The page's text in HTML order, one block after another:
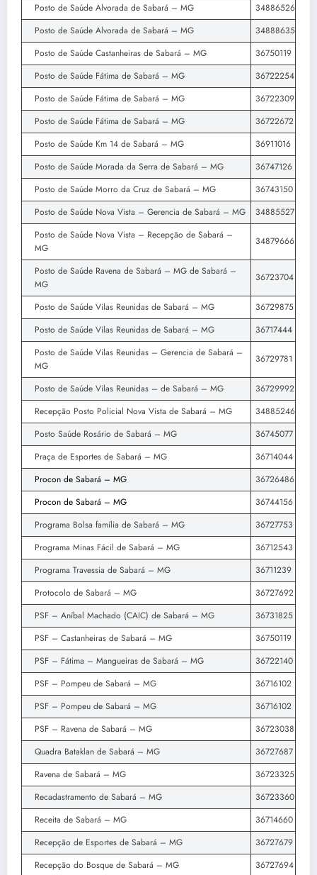
Posto de Saúde Alvorada de Sabará – MG
34886526
Posto de Saúde Alvorada de Sabará – MG
34888635
Posto de Saúde Castanheiras de Sabará – MG
36750119
Posto de Saúde Fátima de Sabará – MG
36722254
Posto de Saúde Fátima de Sabará – MG
36722309
Posto de Saúde Fátima de Sabará – MG
36722672
Posto de Saúde Km 14 de Sabará – MG
36911016
Posto de Saúde Morada da Serra de Sabará – MG
36747126
Posto de Saúde Morro da Cruz de Sabará – MG
36743150
Posto de Saúde Nova Vista – Gerencia de Sabará – MG
34885527
Posto de Saúde Nova Vista – Recepção de Sabará –
MG
34879666
Posto de Saúde Ravena de Sabará – MG de Sabará –
MG
36723704
Posto de Saúde Vilas Reunidas de Sabará – MG
36729875
Posto de Saúde Vilas Reunidas de Sabará – MG
36717444
Posto de Saúde Vilas Reunidas – Gerencia de Sabará –
MG
36729781
Posto de Saúde Vilas Reunidas – de Sabará – MG
36729992
Recepção Posto Policial Nova Vista de Sabará – MG
34885246
Posto Saúde Rosário de Sabará – MG
36745077
Praça de Esportes de Sabará – MG
36714044
Procon de Sabará – MG
36726486
Procon de Sabará – MG
36744156
Programa Bolsa família de Sabará – MG
36727753
Programa Minas Fácil de Sabará – MG
36712543
Programa Travessia de Sabará – MG
36711239
Protocolo de Sabará – MG
36727692
PSF – Aníbal Machado (CAIC) de Sabará – MG
36731825
PSF – Castanheiras de Sabará – MG
36750119
PSF – Fátima – Mangueiras de Sabará – MG
36722140
PSF – Pompeu de Sabará – MG
36716102
PSF – Pompeu de Sabará – MG
36716102
PSF – Ravena de Sabará – MG
36723038
Quadra Bataklan de Sabará – MG
36727687
Ravena de Sabará – MG
36723325
Recadastramento de Sabará – MG
36723360
Receita de Sabará – MG
36714660
Recepção de Esportes de Sabará – MG
36727679
Recepção do Bosque de Sabará – MG
36727694